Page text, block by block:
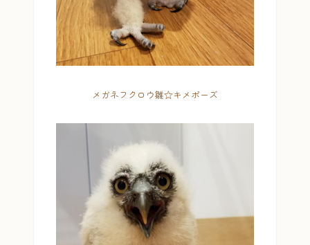
メガネフクロウ雛☆キメポーズ